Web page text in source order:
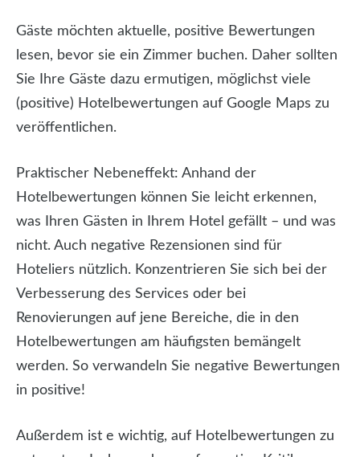
Gäste möchten aktuelle, positive Bewertungen
lesen, bevor sie ein Zimmer buchen. Daher sollten
Sie Ihre Gäste dazu ermutigen, möglichst viele
(positive) Hotelbewertungen auf Google Maps zu
veröffentlichen.
Praktischer Nebeneffekt: Anhand der
Hotelbewertungen können Sie leicht erkennen,
was Ihren Gästen in Ihrem Hotel gefällt – und was
nicht. Auch negative Rezensionen sind für
Hoteliers nützlich. Konzentrieren Sie sich bei der
Verbesserung des Services oder bei
Renovierungen auf jene Bereiche, die in den
Hotelbewertungen am häufigsten bemängelt
werden. So verwandeln Sie negative Bewertungen
in positive!
Außerdem ist e wichtig, auf Hotelbewertungen zu